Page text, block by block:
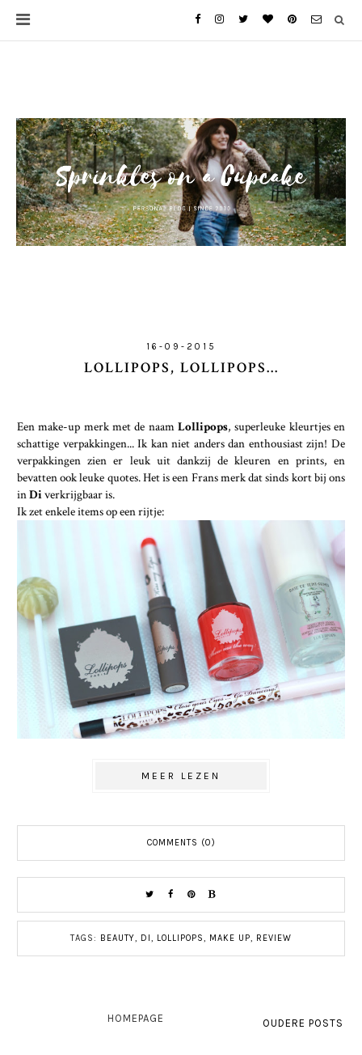
16-09-2015
LOLLIPOPS, LOLLIPOPS...
Een make-up merk met de naam Lollipops, superleuke kleurtjes en
schattige verpakkingen... Ik kan niet anders dan enthousiast zijn! De
verpakkingen zien er leuk uit dankzij de kleuren en prints, en
bevatten ook leuke quotes. Het is een Frans merk dat sinds kort bij ons
inDiverkrijgbaar is.
Ik zet enkele items op een rijtje:
MEER LEZEN
COMMENTS (0)
TAGS: BEAUTY, DI , LOLLIPOPS, MAKE UP, REVIEW
OUDERE POSTS
HOMEPAGE